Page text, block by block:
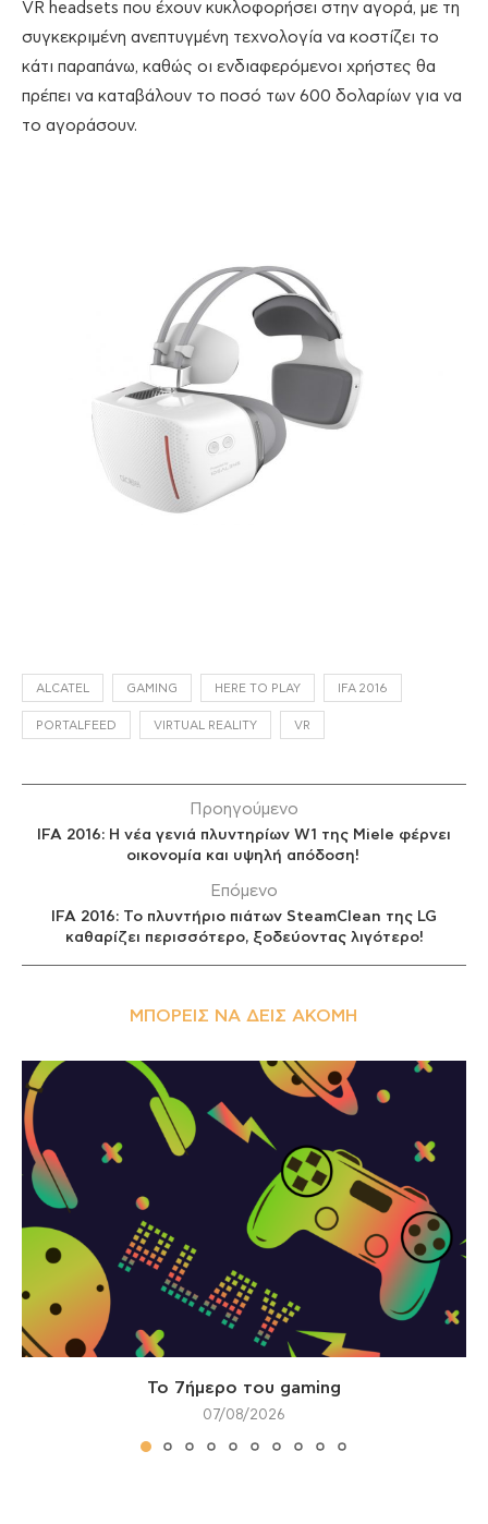
VR headsets που έχουν κυκλοφορήσει στην αγορά, με τη
συγκεκριμένη ανεπτυγμένη τεχνολογία να κοστίζει το
κάτι παραπάνω, καθώς οι ενδιαφερόμενοι χρήστες θα
πρέπει να καταβάλουν το ποσό των 600 δολαρίων για να
το αγοράσουν.
ALCATEL GAMING HERE TO PLAY IFA 2016
PORTALFEED VIRTUAL REALITY VR
Προηγούμενο
IFA 2016: Η νέα γενιά πλυντηρίων W1 της Miele φέρνει
οικονομία και υψηλή απόδοση!
Επόμενο
IFA 2016: Το πλυντήριο πιάτων SteamClean της LG
καθαρίζει περισσότερο, ξοδεύοντας λιγότερο!
ΜΠΟΡΕΊΣ ΝΑ ΔΕΙΣ ΑΚΌΜΗ
Το 7ήμερο του gaming
07/08/2026